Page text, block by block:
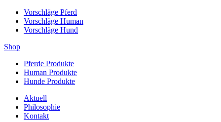
Vorschläge Pferd
Vorschläge Human
Vorschläge Hund
Shop
Pferde Produkte
Human Produkte
Hunde Produkte
Aktuell
Philosophie
Kontakt